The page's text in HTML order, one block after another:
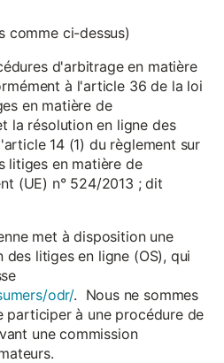
comme ci-dessus)
d'arbitrage en matière
à l'article 36 de la loi
en matière de
la résolution en ligne des
14 (1) du règlement sur
litiges en matière de
(UE) n° 524/2013 ; dit
met à disposition une
litiges en ligne (OS), qui
odr/. Nous ne sommes
participer à une procédure de
une commission